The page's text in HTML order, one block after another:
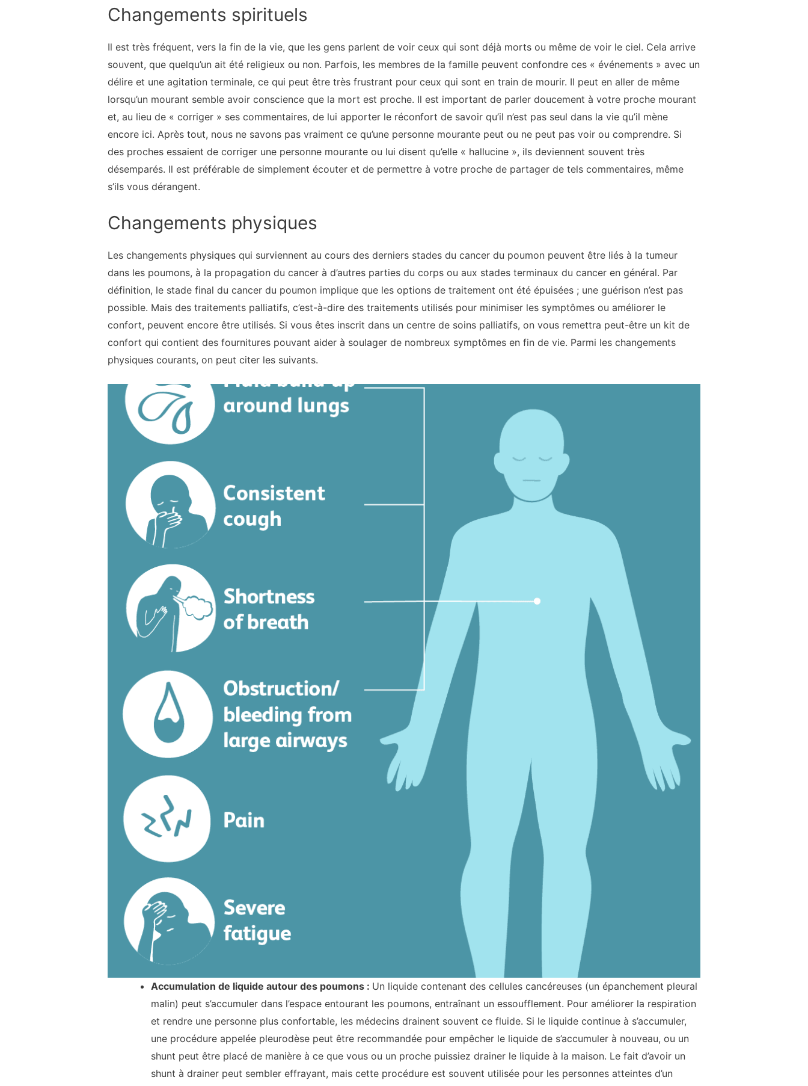
Changements spirituels
Il est très fréquent, vers la fin de la vie, que les gens parlent de voir ceux qui sont déjà morts ou même de voir le ciel. Cela arrive
souvent, que quelqu’un ait été religieux ou non. Parfois, les membres de la famille peuvent confondre ces « événements » avec un
délire et une agitation terminale, ce qui peut être très frustrant pour ceux qui sont en train de mourir. Il peut en aller de même
lorsqu’un mourant semble avoir conscience que la mort est proche. Il est important de parler doucement à votre proche mourant
et, au lieu de « corriger » ses commentaires, de lui apporter le réconfort de savoir qu’il n’est pas seul dans la vie qu’il mène
encore ici. Après tout, nous ne savons pas vraiment ce qu’une personne mourante peut ou ne peut pas voir ou comprendre. Si
des proches essaient de corriger une personne mourante ou lui disent qu’elle « hallucine », ils deviennent souvent très
désemparés. Il est préférable de simplement écouter et de permettre à votre proche de partager de tels commentaires, même
s’ils vous dérangent.
Changements physiques
Les changements physiques qui surviennent au cours des derniers stades du cancer du poumon peuvent être liés à la tumeur
dans les poumons, à la propagation du cancer à d’autres parties du corps ou aux stades terminaux du cancer en général. Par
définition, le stade final du cancer du poumon implique que les options de traitement ont été épuisées ; une guérison n’est pas
possible. Mais des traitements palliatifs, c’est-à-dire des traitements utilisés pour minimiser les symptômes ou améliorer le
confort, peuvent encore être utilisés. Si vous êtes inscrit dans un centre de soins palliatifs, on vous remettra peut-être un kit de
confort qui contient des fournitures pouvant aider à soulager de nombreux symptômes en fin de vie. Parmi les changements
physiques courants, on peut citer les suivants.
Accumulation de liquide autour des poumons : Un liquide contenant des cellules cancéreuses (un épanchement pleural
malin) peut s’accumuler dans l’espace entourant les poumons, entraînant un essoufflement. Pour améliorer la respiration
et rendre une personne plus confortable, les médecins drainent souvent ce fluide. Si le liquide continue à s’accumuler,
une procédure appelée pleurodèsepeut être recommandée pour empêcher le liquide de s’accumuler à nouveau, ou un
shunt peut être placé de manière à ce que vous ou un proche puissiez drainer le liquide à la maison. Le fait d’avoir un
shunt à drainer peut sembler effrayant, mais cette procédure est souvent utilisée pour les personnes atteintes d’un